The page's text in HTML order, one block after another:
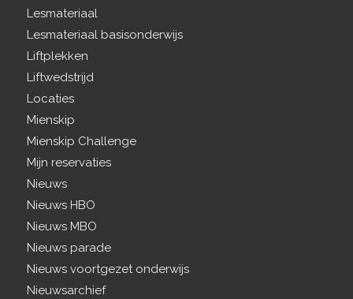
Lesmateriaal
Lesmateriaal basisonderwijs
Liftplekken
Liftwedstrijd
Locaties
Mienskip
Mienskip Challenge
Mijn reservaties
Nieuws
Nieuws HBO
Nieuws MBO
Nieuws parade
Nieuws voortgezet onderwijs
Nieuwsarchief